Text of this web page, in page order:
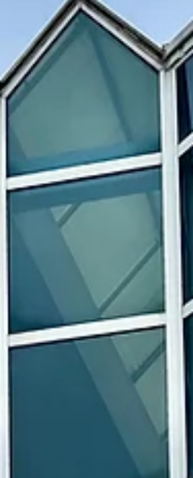
Samochód po kolizji może wyglądać dobrze
na pierwszy rzut oka. Prawdziwa jakość
naprawy ujawnia się jednak w detalach –
spasowaniu elementów, jakości lakieru oraz
dokładności wykonania. W AutoZacisze
Warszawa każdego dnia pracujemy z
samochodami różnych marek od Audi i BMW
po Forda Mustanga oraz auta klasy
Dlatego wiemy, na co warto zwrócić uwagę
po naprawie blacharsko-lakierniczej. Równe
szczeliny między elementami Jednym z
pierwszych sygnałów dobrze wykonanej napr